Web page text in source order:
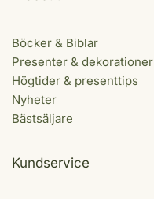
Böcker & Biblar
Presenter & dekorationer
Högtider & presenttips
Nyheter
Bästsäljare
Kundservice